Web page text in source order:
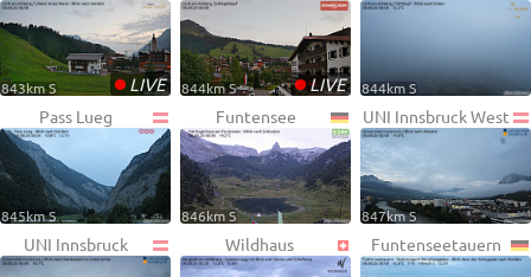
•LIVE
843km S •LIVE
844km S 844km S
Pass Lueg
845km S
Funtensee
846km S
UNI Innsbruck West
847km S
UNI Innsbruck Wildhaus Funtenseetauern